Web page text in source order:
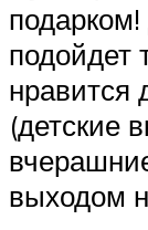
подойдет
нравится
(детские
выходом